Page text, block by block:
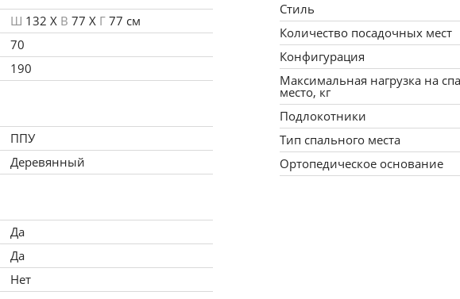
Ш 132 X В 77 X Г 77 см
70
190
ППУ
Деревянный
Да
Да
Нет
Стиль
Количество посадочных мест
Конфигурация
Максимальная нагрузка на
место, кг
Подлокотники
Тип спального места
Ортопедическое основание